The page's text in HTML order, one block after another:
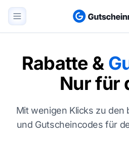
Rabatte &
Nur für
Mit wenigen Klicks zu den
und Gutscheincodes für